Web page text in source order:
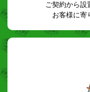
ご契約から設
お客様に寄